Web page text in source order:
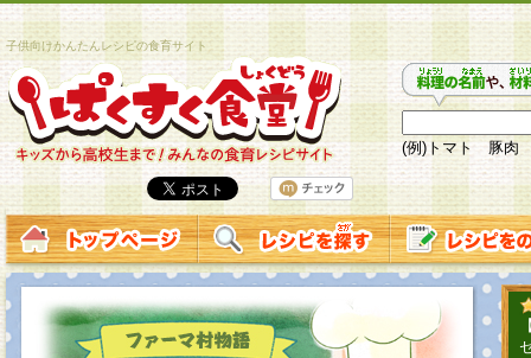
子供向けかんたんレシピの食育サイト
(例)トマト 豚肉